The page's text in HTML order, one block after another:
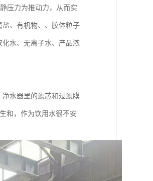
压力为推动力，从而实
、有机物、、胶体粒子
水、无离子水、产品浓
水器里的滤芯和过滤膜
和，作为饮用水很不安